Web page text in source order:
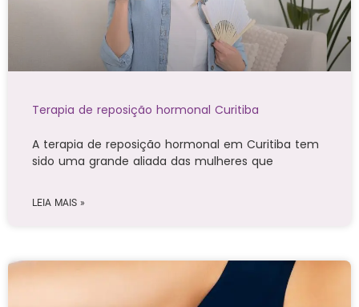
Terapia de reposição hormonal Curitiba
A terapia de reposição hormonal em Curitiba tem
sido uma grande aliada das mulheres que
LEIA MAIS »